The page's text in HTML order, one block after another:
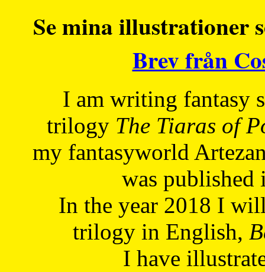
Se mina illustrationer
Brev från
I am writing fantasy
trilogy The Tiaras of
my fantasyworld
was published
In the year 2018 I
trilogy in English,
I have